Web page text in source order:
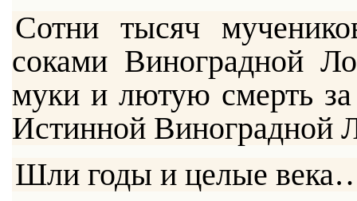
Сотни тысяч
соками Виноградной
муки и лютую смерть
Истинной Виноградной
Шли годы и целые